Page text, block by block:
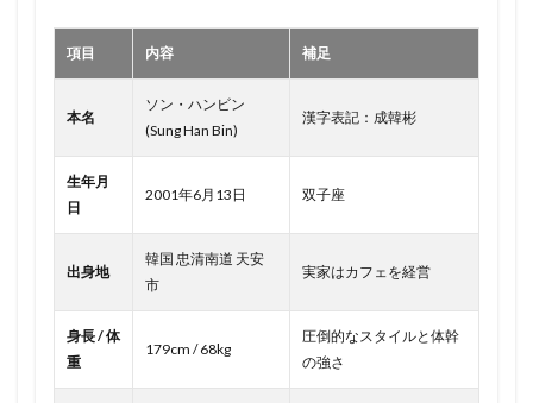
項目 内容 補足
本名
ソン・ハンビン
(Sung Han Bin)
漢字表記：成韓彬
生年月
日
2001年6月13日 双子座
出身地
韓国 忠清南道 天安
市
実家はカフェを経営
身長 / 体
重
179cm / 68kg
圧倒的なスタイルと体幹
の強さ